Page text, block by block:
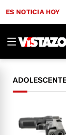
ES NOTICIA HOY